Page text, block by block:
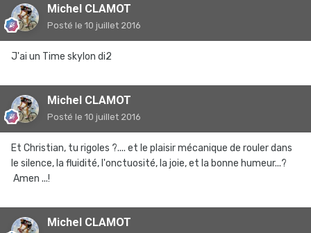
Michel CLAMOT
Posté le 10 juillet 2016
J'ai un Time skylon di2
Michel CLAMOT
Posté le 10 juillet 2016
Et Christian, tu rigoles ?.... et le plaisir mécanique de rouler dans
le silence, la fluidité, l'onctuosité, la joie, et la bonne humeur...?
Amen ...!
Michel CLAMOT